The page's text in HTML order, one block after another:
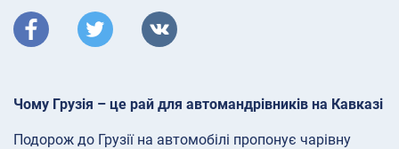
Чому Грузія – це рай для автомандрівників на Кавказі
Подорож до Грузії на автомобілі пропонує чарівну